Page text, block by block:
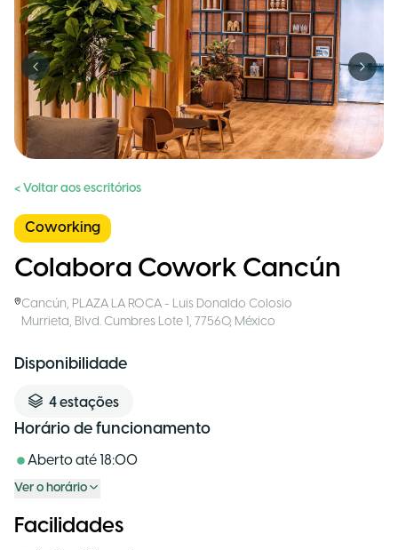
Previous slide Next
< Voltar aos escritórios
Coworking
Colabora Cowork Cancún
Cancún, PLAZA LA ROCA - Luis Donaldo Colosio
Murrieta, Blvd. Cumbres Lote 1, 77560, México
Disponibilidade
4estações
Horário de funcionamento
Aberto até 18:00
Ver o horário
Facilidades